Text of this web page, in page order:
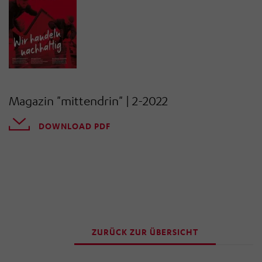
„Einwilligung widerrufen“ klicken. Über die dortige
Schaltfläche „Einwilligung ändern“ können Sie zudem
Ihre getroffenen Einstellungen anpassen.
Magazin "mittendrin" | 2-2022
DOWNLOAD PDF
ZURÜCK ZUR ÜBERSICHT